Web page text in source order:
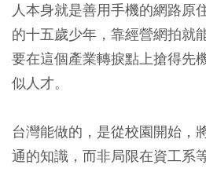
人本身就是善用手機的網路原
的十五歲少年，靠經營網拍就
要在這個產業轉捩點上搶得先
似人才。
台灣能做的，是從校園開始，
通的知識，而非局限在資工系